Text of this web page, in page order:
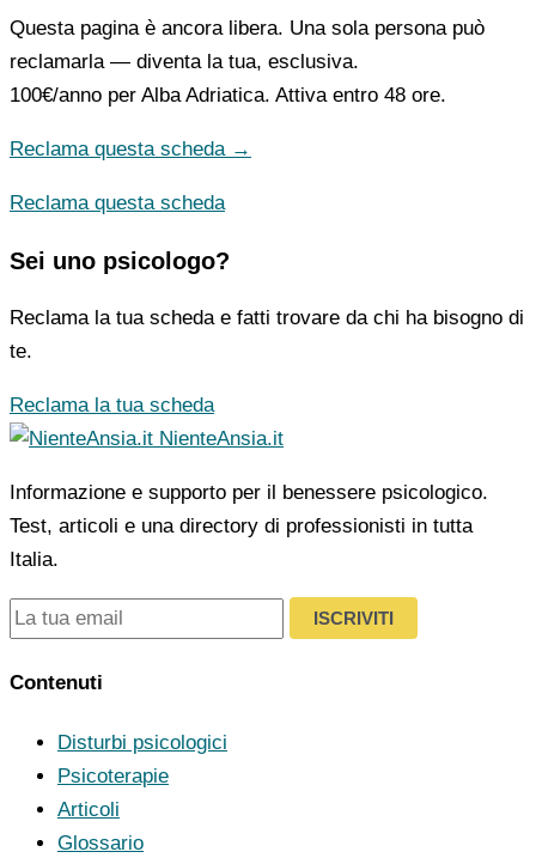
Questa pagina è ancora libera. Una sola persona può
reclamarla — diventa la tua, esclusiva.
100€/anno per Alba Adriatica. Attiva entro 48 ore.
Reclama questa scheda →
Reclama questa scheda
Sei uno psicologo?
Reclama la tua scheda e fatti trovare da chi ha bisogno di
te.
Reclama la tua scheda
NienteAnsia.it
Informazione e supporto per il benessere psicologico.
Test, articoli e una directory di professionisti in tutta
Italia.
ISCRIVITI
Contenuti
Disturbi psicologici
Psicoterapie
Articoli
Glossario